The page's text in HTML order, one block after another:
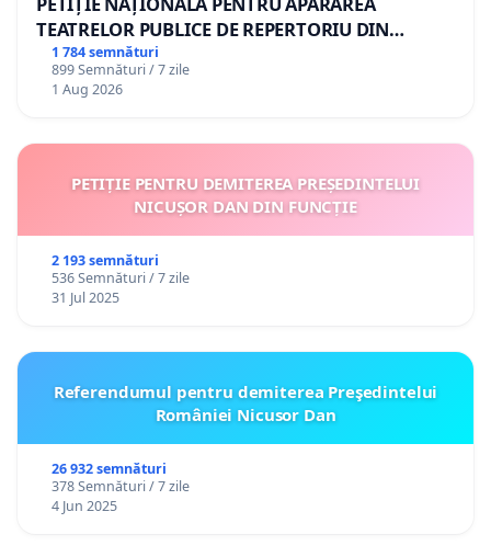
TEATRELOR PUBLICE DE REPERTORIU DIN
ROMÂNIA
1 784 semnături
899 Semnături / 7 zile
1 Aug 2026
PETIȚIE PENTRU DEMITEREA PREȘEDINTELUI
NICUȘOR DAN DIN FUNCȚIE
2 193 semnături
536 Semnături / 7 zile
31 Jul 2025
Referendumul pentru demiterea Preşedintelui
României Nicusor Dan
26 932 semnături
378 Semnături / 7 zile
4 Jun 2025